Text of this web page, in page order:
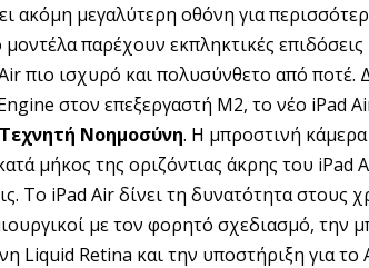
ακόμη μεγαλύτερη οθόνη για
παρέχουν εκπληκτικές
πιο ισχυρό και πολυσύνθετο από ποτέ.
στον επεξεργαστή M2, το νέο iPad
Τεχνητή Νοημοσύνη. Η μπροστινή
μήκος της οριζόντιας άκρης του iPad
Tο iPad Air δίνει τη δυνατότητα στους
με τον φορητό σχεδιασμό, την
Liquid Retina και την υποστήριξη για το